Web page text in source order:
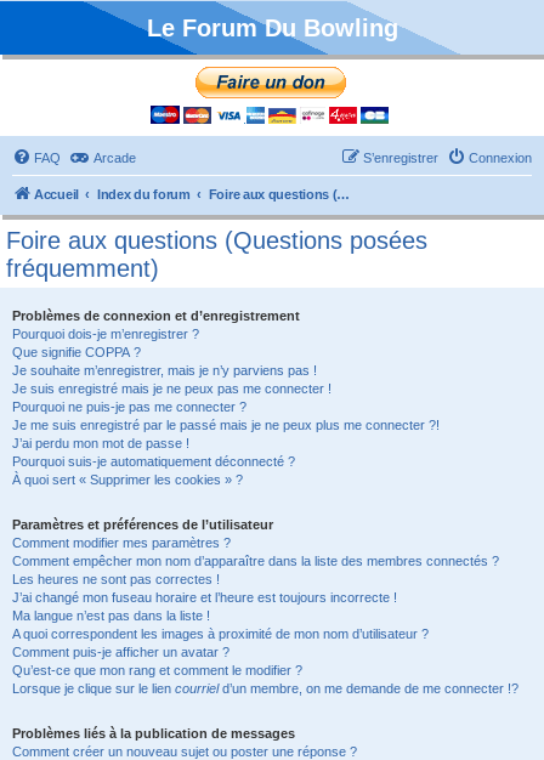
Le Forum Du Bowling
FAQ Arcade Connexion
S’enregistrer
Accueil Index du forum Foire aux questions (Questions posées fréquemment)
Foire aux questions (Questions posées
fréquemment)
Problèmes de connexion et d’enregistrement
Pourquoi dois-je m’enregistrer ?
Que signifie COPPA ?
Je souhaite m’enregistrer, mais je n’y parviens pas !
Je suis enregistré mais je ne peux pas me connecter !
Pourquoi ne puis-je pas me connecter ?
Je me suis enregistré par le passé mais je ne peux plus me connecter ?!
J’ai perdu mon mot de passe !
Pourquoi suis-je automatiquement déconnecté ?
À quoi sert « Supprimer les cookies » ?
Paramètres et préférences de l’utilisateur
Comment modifier mes paramètres ?
Comment empêcher mon nom d’apparaître dans la liste des membres connectés ?
Les heures ne sont pas correctes !
J’ai changé mon fuseau horaire et l’heure est toujours incorrecte !
Ma langue n’est pas dans la liste !
A quoi correspondent les images à proximité de mon nom d’utilisateur ?
Comment puis-je afficher un avatar ?
Qu’est-ce que mon rang et comment le modifier ?
Lorsque je clique sur le lien courrield’un membre, on me demande de me connecter !?
Problèmes liés à la publication de messages
Comment créer un nouveau sujet ou poster une réponse ?